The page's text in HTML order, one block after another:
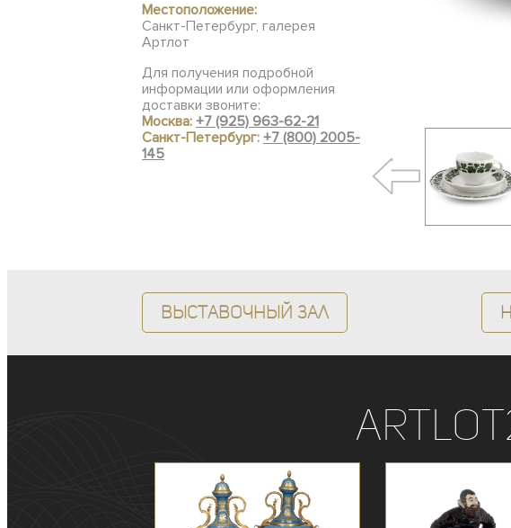
Местоположение:
Санкт-Петербург, галерея
Артлот
Для получения подробной
информации или оформления
доставки звоните:
Москва: +7 (925) 963-62-21
Санкт-Петербург: +7 (800) 2005-
145
Выставочный зал